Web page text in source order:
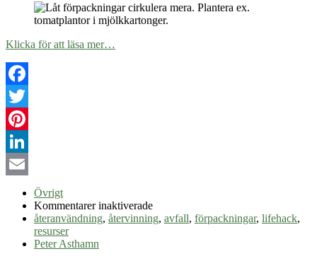
Klicka för att läsa mer…
Facebook
Twitter
Pinterest
LinkedIn
Övrigt
Kommentarer inaktiveradeför
Låt
återanvändning, återvinning, avfall, förpackningar, lifehack,
resurser
Peter Asthamn